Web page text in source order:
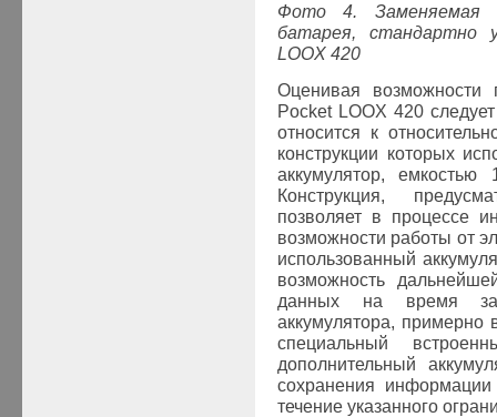
Фото 4. Заменяемая
батарея, стандартно
LOOX420
Оценивая возможности
Pocket LOOX 420
относится к
конструкции которых
аккумулятор,
Конструкция,
позволяет в процессе
возможности работы от
использованный
возможность
данных на время
аккумулятора, примерно
специальный
дополнительный
сохранения
течение указанного